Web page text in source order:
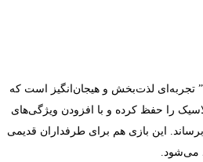
به طور کلی، “Streets of Rage 4” تجربه‌ای لذت‌بخش و هیجان‌انگیز است که
را حفظ کرده و با افزودن ویژگی‌های
این بازی هم برای طرفداران قدیمی
می‌شود.